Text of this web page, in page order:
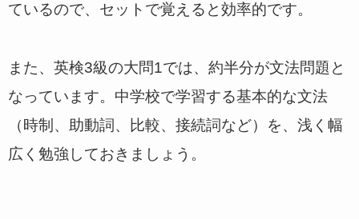
ているので、セットで覚えると効率的です。
また、英検3級の大問1では、約半分が文法問題と
なっています。中学校で学習する基本的な文法
（時制、助動詞、比較、接続詞など）を、浅く幅
広く勉強しておきましょう。